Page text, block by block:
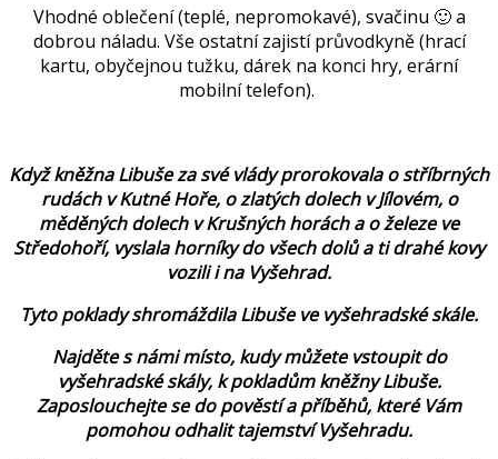
Vhodné oblečení (teplé, nepromokavé), svačinu 🙂 a
dobrou náladu. Vše ostatní zajistí průvodkyně (hrací
kartu, obyčejnou tužku, dárek na konci hry, erární
mobilní telefon).
Když kněžna Libuše za své vlády prorokovala o stříbrných
rudách v Kutné Hoře, o zlatých dolech v Jílovém, o
měděných dolech v Krušných horách a o železe ve
Středohoří, vyslala horníky do všech dolů a ti drahé kovy
vozili i na Vyšehrad.
Tyto poklady shromáždila Libuše ve vyšehradské skále.
Najděte s námi místo, kudy můžete vstoupit do
vyšehradské skály, k pokladům kněžny Libuše.
Zaposlouchejte se do pověstí a příběhů, které Vám
pomohou odhalit tajemství Vyšehradu.